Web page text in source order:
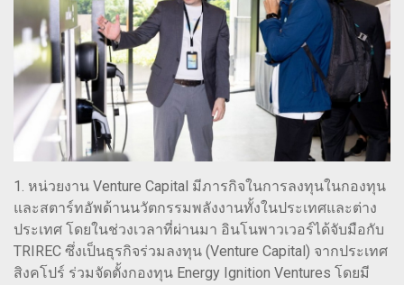
1. หน่วยงาน Venture Capital มีภารกิจในการลงทุนในกองทุน
และสตาร์ทอัพด้านนวัตกรรมพลังงานทั้งในประเทศและต่าง
ประเทศ โดยในช่วงเวลาที่ผ่านมา อินโนพาวเวอร์ได้จับมือกับ
TRIREC ซึ่งเป็นธุรกิจร่วมลงทุน (Venture Capital) จากประเทศ
สิงคโปร์ ร่วมจัดตั้งกองทุน Energy Ignition Ventures โดยมี